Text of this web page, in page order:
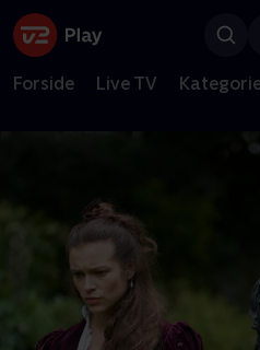
Forside Live TV